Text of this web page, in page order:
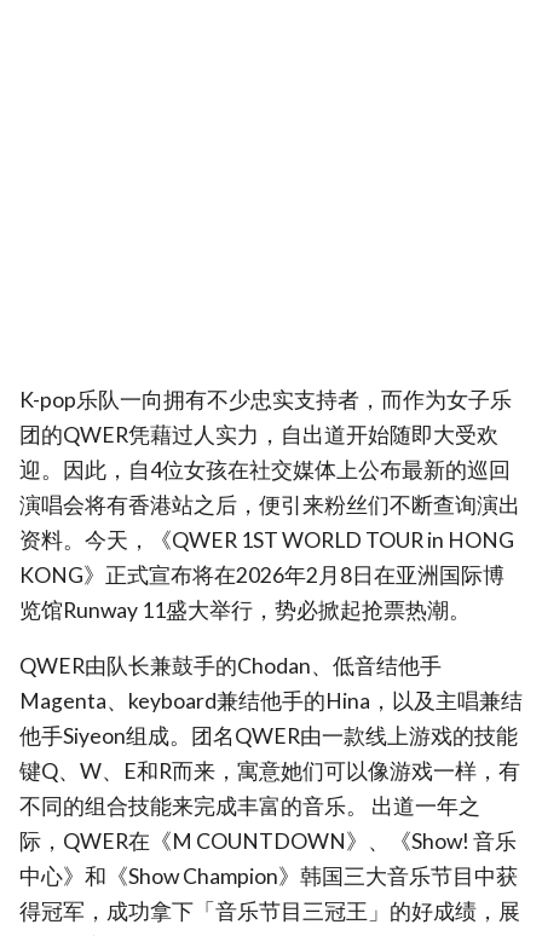
K-pop乐队一向拥有不少忠实支持者，而作为女子乐
团的QWER凭藉过人实力，自出道开始随即大受欢
迎。因此，自4位女孩在社交媒体上公布最新的巡回
演唱会将有香港站之后，便引来粉丝们不断查询演出
资料。今天，《QWER 1ST WORLD TOUR in HONG
KONG》正式宣布将在2026年2月8日在亚洲国际博
览馆Runway 11盛大举行，势必掀起抢票热潮。
QWER由队长兼鼓手的Chodan、低音结他手
Magenta、keyboard兼结他手的Hina，以及主唱兼结
他手Siyeon组成。团名QWER由一款线上游戏的技能
键Q、W、E和R而来，寓意她们可以像游戏一样，有
不同的组合技能来完成丰富的音乐。 出道一年之
际，QWER在《M COUNTDOWN》、《Show! 音乐
中心》和《Show Champion》韩国三大音乐节目中获
得冠军，成功拿下「音乐节目三冠王」的好成绩，展